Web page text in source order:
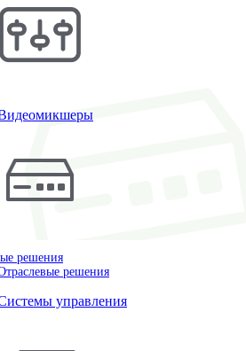
решения
решения
управления